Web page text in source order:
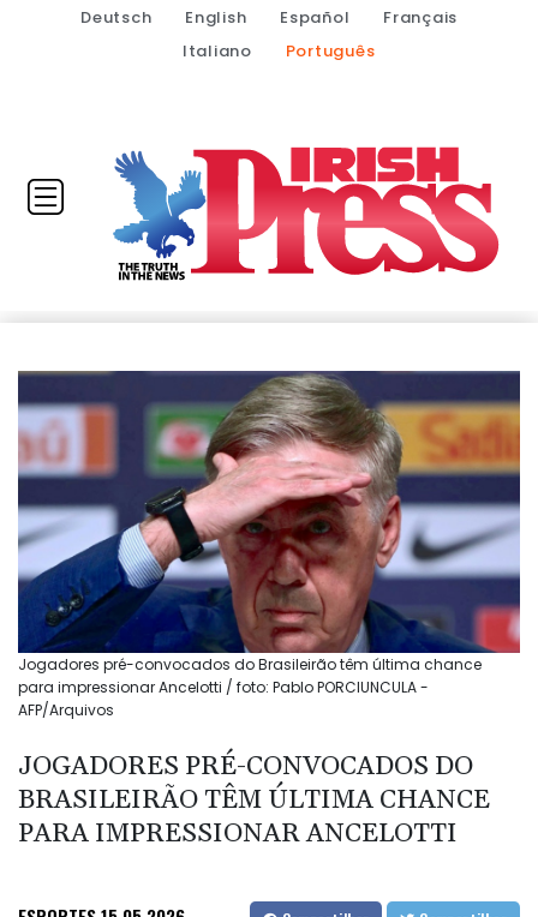
Deutsch English Español
Français
Italiano
Português
Jogadores pré-convocados do Brasileirão têm última chance
para impressionar Ancelotti / foto: Pablo PORCIUNCULA -
AFP/Arquivos
JOGADORES PRÉ-CONVOCADOS DO
BRASILEIRÃO TÊM ÚLTIMA CHANCE
PARA IMPRESSIONAR ANCELOTTI